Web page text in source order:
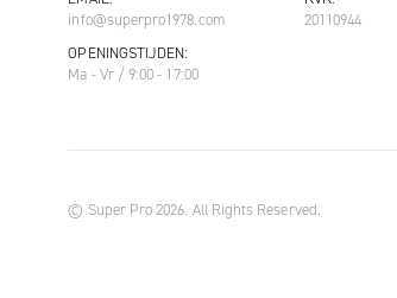
info@superpro1978.com
20110944
OPENINGSTIJDEN:
Ma - Vr / 9:00 - 17:00
© Super Pro 2026. All Rights Reserved.